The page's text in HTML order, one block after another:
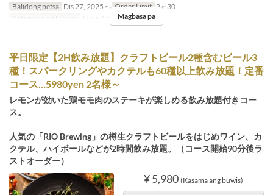
Balidong petsa Dis 27, 2025 ~ Order Limit 2 ~ 30
Kategorya ng Upuan
Table, CounterMagbasa pa
平日限定【2H飲み放題】クラフトビール2種含むビール3
種！スパークリングやカクテルも60種以上飲み放題！定番
コース…5980yen 2名様～
レモンが効いた鶏モモ肉のステーキが楽しめる飲み放題付きコー
ス。
人気の「RIO Brewing」の樽生クラフトビールをはじめワイン、カ
クテル、ハイボールなどが2時間飲み放題。（コース開始90分後ラ
ストオーダー）
¥ 5,980 (Kasama ang buwis)